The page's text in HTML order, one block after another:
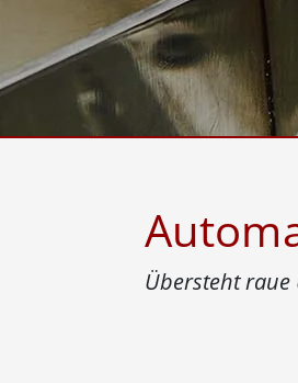
Android
Tablet für
Computer
Robuster
Controller
Edge-KI-Mobilität
Übersteht